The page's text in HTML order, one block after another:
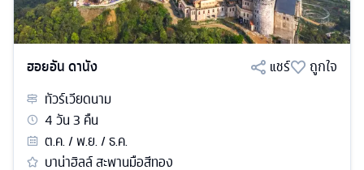
ฮอยอัน ดานัง แชร์
ถูกใจ
ทัวร์เวียดนาม
4วัน3 คืน
ต.ค. / พ.ย. / ธ.ค.
บาน่าฮิลล์ สะพานมือสีทอง